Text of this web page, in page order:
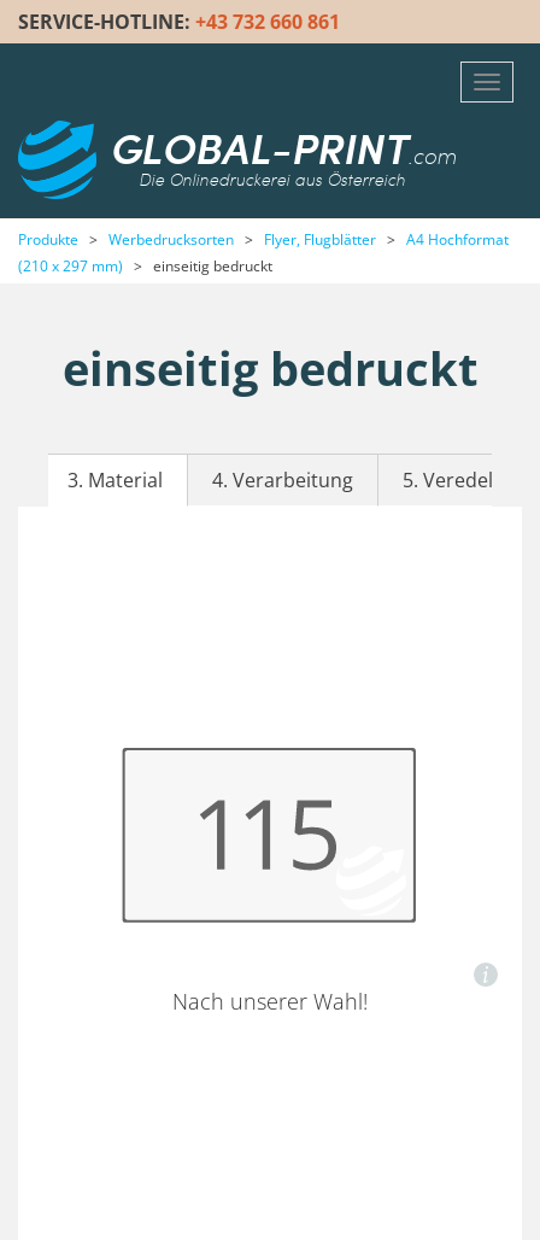
SERVICE-HOTLINE: +43 732 660 861
GLOBAL-PRINT.com
Die Onlinedruckerei aus Österreich
Produkte > Werbedrucksorten > Flyer, Flugblätter > A4 Hochformat
(210 x 297 mm) > einseitig bedruckt
einseitig bedruckt
3. Material 4. Verarbeitung 5. Veredelung
Nach unserer Wahl!